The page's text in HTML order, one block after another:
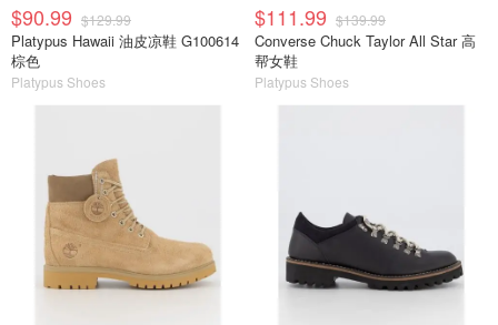
$90.99 $129.99
Platypus Hawaii 油皮凉鞋 G100614
棕色
Platypus Shoes
$111.99 $139.99
Converse Chuck Taylor All Star 高
帮女鞋
Platypus Shoes